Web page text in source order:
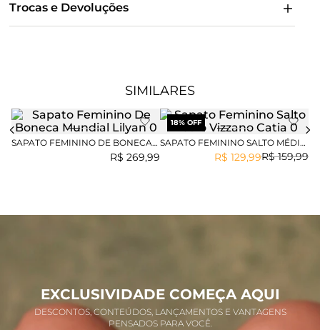
Trocas e Devoluções
SIMILARES
SAPATO FEMININO DE BONECA
R$ 269,99
18% OFF
SAPATO FEMININO SALTO MÉDIO
VIZZANO CATIA
R$ 159,99
R$ 129,99
EXCLUSIVIDADE COMEÇA AQUI
DESCONTOS, CONTEÚDOS, LANÇAMENTOS E VANTAGENS
PENSADOS PARA VOCÊ.